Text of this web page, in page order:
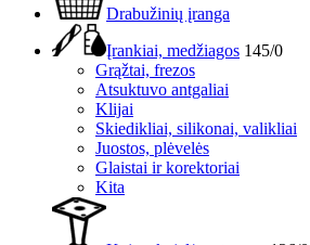
Drabužinių įranga
Įrankiai, medžiagos 145/0
Grąžtai, frezos
Atsuktuvo antgaliai
Klijai
Skiedikliai, silikonai, valikliai
Juostos, plėvelės
Glaistai ir korektoriai
Kita